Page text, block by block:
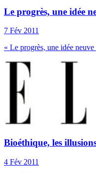
Le progrès, une idée
7 Fév 2011
« Le progrès, une idée
Bioéthique, les
4 Fév 2011